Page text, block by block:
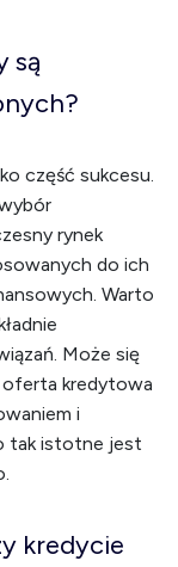
są
część sukcesu.
rynek
do ich
Warto
Może się
oferta kredytowa
i
tak istotne jest
kredycie